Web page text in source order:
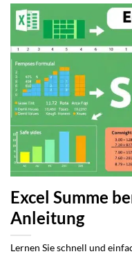
Excel Summe
Anleitung
Lernen Sie schnell und